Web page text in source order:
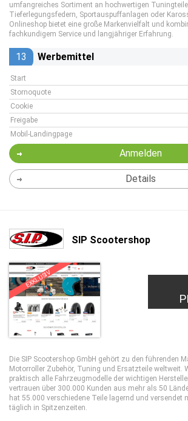
umfangreiches Sortiment an hochwertigen
Tieferlegungsfedern, Sportauspuffanlagen oder
Onlineshop bietet eine große Markenvielfalt und
fachkundigem Service und langjähriger Erfahrung.
13 Werbemittel
Start
Stornoquote
Cookie
Freigabe
Mobil-Landingpage
Anmelden
Details
SIP Scootershop
EXKLUSIV
Die SIP Scootershop GmbH gehört zu den führenden
Motorroller Zubehör, Tuning und Ersatzteile weltweit.
praktisch alle Fahrzeugmodelle der wichtigen
vertrauen über 300.000 Kunden aus mehr als 50
hat 55.000 verschiedene Teile lagernd und versendet
täglich in Spitzenzeiten.